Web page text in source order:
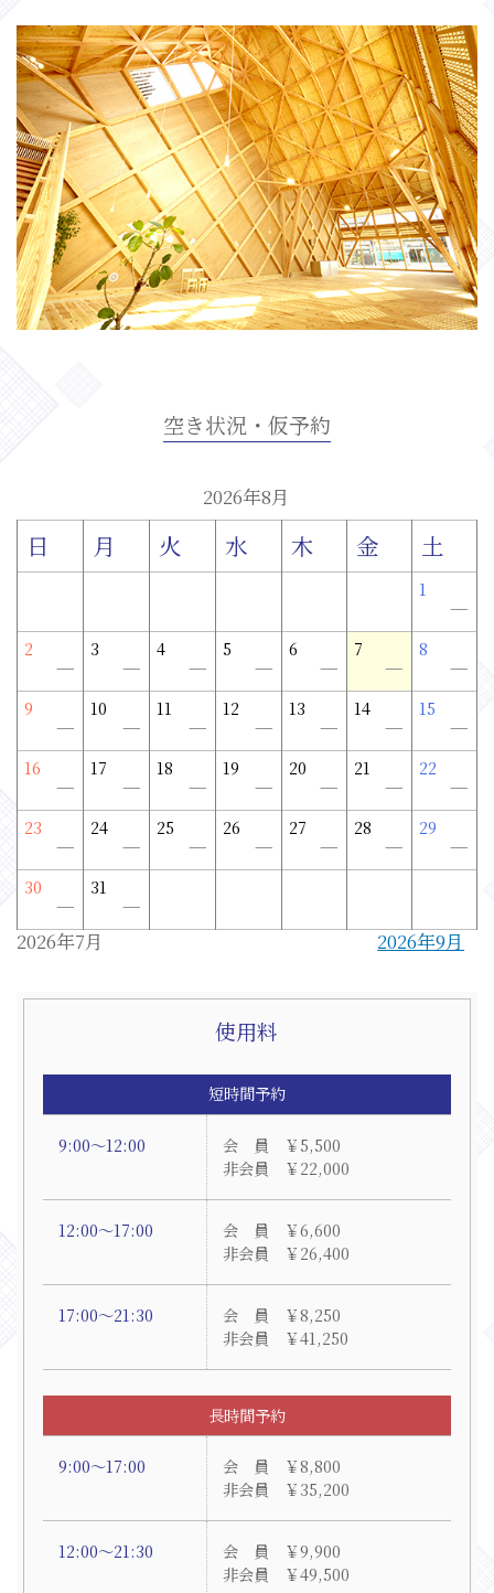
空き状況・仮予約
2026年8月
日 月 火 水 木 金 土
1
－
2
－
3
－
4
－
5
－
6
－
7
－
8
－
9
－
10
－
11
－
12
－
13
－
14
－
15
－
16
－
17
－
18
－
19
－
20
－
21
－
22
－
23
－
24
－
25
－
26
－
27
－
28
－
29
－
30
－
31
－
2026年7月 2026年9月
使用料
短時間予約
9:00～12:00
会 員 ￥5,500
非会員 ￥22,000
12:00～17:00
会 員 ￥6,600
非会員 ￥26,400
17:00～21:30
会 員 ￥8,250
非会員 ￥41,250
長時間予約
9:00～17:00
会 員 ￥8,800
非会員 ￥35,200
12:00～21:30
会 員 ￥9,900
非会員 ￥49,500